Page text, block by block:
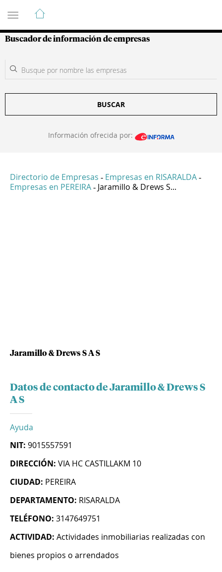
Guía de Empresas Colombianas
Buscador de información de empresas
BUSCAR
Información ofrecida por:
Directorio de Empresas - Empresas en RISARALDA -
Empresas en PEREIRA - Jaramillo & Drews S...
Jaramillo & Drews S A S
Datos de contacto de Jaramillo & Drews S
A S
Ayuda
NIT: 9015557591
DIRECCIÓN: VIA HC CASTILLAKM 10
CIUDAD: PEREIRA
DEPARTAMENTO: RISARALDA
TELÉFONO: 3147649751
ACTIVIDAD: Actividades inmobiliarias realizadas con
bienes propios o arrendados